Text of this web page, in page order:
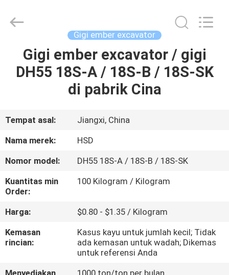
RUMAH
TENTANG
KAMI
TUR
PABRIK
KONTROL
KUALITAS
HUBUNGI
Spare
Parts
Gigi ember excavator
Gigi ember excavator / gigi
DH55 18S-A / 18S-B / 18S-SK
di pabrik Cina
Tempat asal:
Jiangxi, China
Nama merek:
HSD
Nomor model:
DH55 18S-A / 18S-B / 18S-SK
Kuantitas min
Order:
100 Kilogram / Kilogram
Harga:
$0.80 - $1.35 / Kilogram
Kemasan
rincian:
Kasus kayu untuk jumlah kecil; Tidak
ada kemasan untuk wadah; Dikemas
untuk referensi Anda